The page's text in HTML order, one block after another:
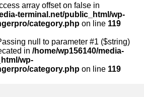
array offset on false in
terminal.net/public_html/wp-
category.php on line 119
null to parameter #1 ($string)
in /home/wp156140/media-
wp-
category.php on line 119